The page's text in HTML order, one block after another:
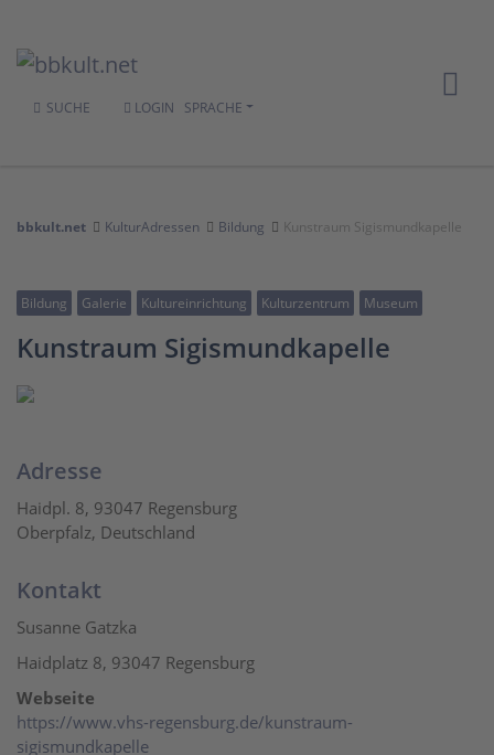
SUCHE LOGIN SPRACHE
bbkult.net KulturAdressen Bildung Kunstraum Sigismundkapelle
Bildung Galerie Kultureinrichtung Kulturzentrum Museum
Kunstraum Sigismundkapelle
Adresse
Haidpl. 8, 93047 Regensburg
Oberpfalz, Deutschland
Kontakt
Susanne Gatzka
Haidplatz 8, 93047 Regensburg
Webseite
https://www.vhs-regensburg.de/kunstraum-
sigismundkapelle